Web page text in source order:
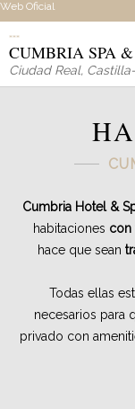
Web Oficial
CUMBRIA SPA
Ciudad Real,
Cumbria Hotel &
habitaciones con
hace que sean
Todas ellas
necesarios para
privado con